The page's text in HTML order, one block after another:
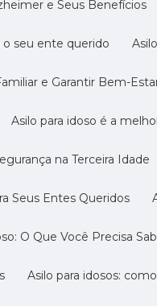
e Seus Benefícios
o seu ente querido
e Garantir Bem-
Asilo para idoso é a
na Terceira Idade
Seus Entes Queridos
O Que Você Precisa
Asilo para idosos: